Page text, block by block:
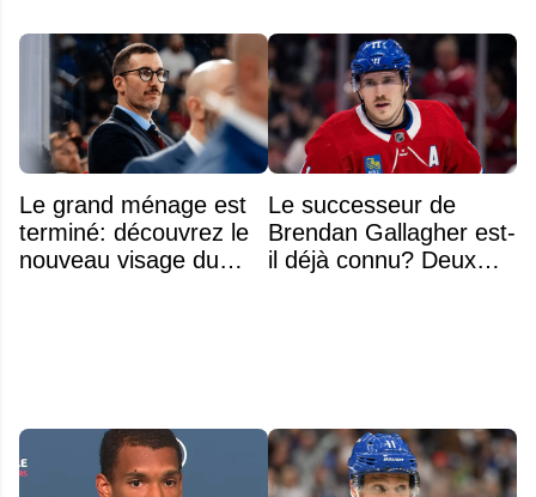
Le grand ménage est
terminé: découvrez le
nouveau visage du
Le successeur de
Brendan Gallagher est-
il déjà connu? Deux